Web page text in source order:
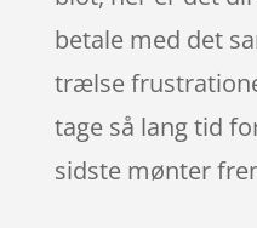
betale med det
trælse
tage så lang tid
sidste mønter